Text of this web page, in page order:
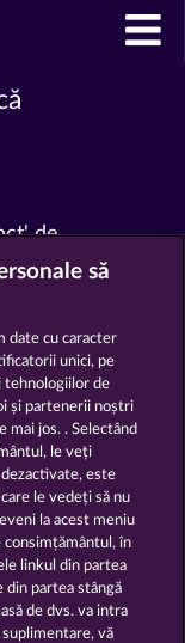
de
marketing la
126 959
Jaeyoung Choi
să
date cu caracter
unici, pe
tehnologiilor de
și partenerii noștri
mai jos. . Selectând
le veți
este
le vedeți să nu
la acest meniu
consimțământul, în
linkul din partea
din partea stângă
de dvs. va intra
vă